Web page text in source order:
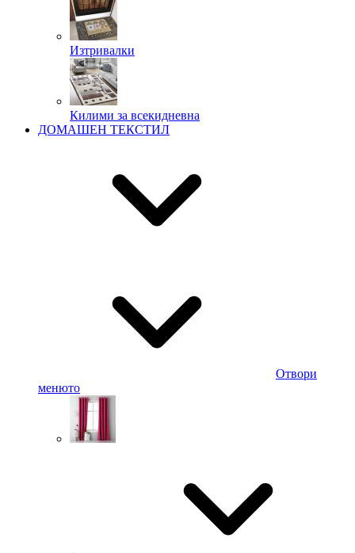
Изтривалки
Килими за всекидневна
ДОМАШЕН ТЕКСТИЛ
Отвори
менюто